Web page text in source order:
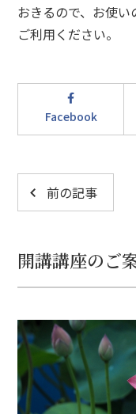
おきるので、お使
ご利用ください。
Facebook
前の記事
開講講座のご